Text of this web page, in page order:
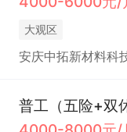
大观区
安庆中拓新材料科
普工（五险+双